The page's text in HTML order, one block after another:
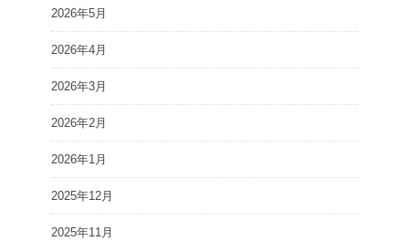
2026年5月
2026年4月
2026年3月
2026年2月
2026年1月
2025年12月
2025年11月